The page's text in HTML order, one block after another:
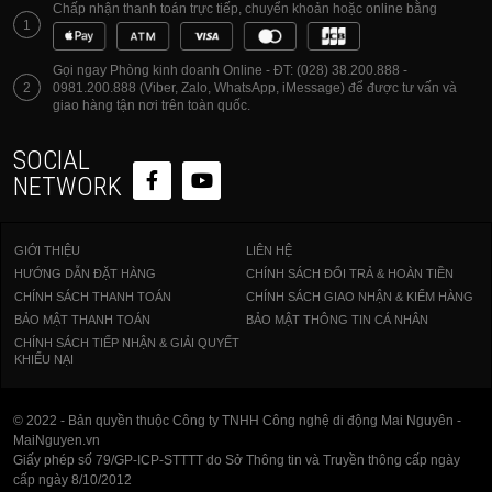
dụng thường xuyên.
Chất liệu cao cấp và tiện ích vượt trội
Kháng nước mạnh mẽ:
trong an toàn trước những cơn mưa bất chợt.
Quai luggage tiện lợi:Mặt sau túi tích hợp dây
đai cố định vào cần kéo vali, giúp bạn di chuyển
tại sân bay hay nhà ga một cách nhẹ nhàng nhất.
từ Nhật Bản, đảm bảo sự mượt mà và bền bỉ
qua hàng ngàn lần sử dụng.
1
Chấp nhận thanh toán trực tiếp, chuyển khoản hoặc online bằng
2
Gọi ngay Phòng kinh doanh Online - ĐT: (028) 38.200.888 -
0981.200.888 (Viber, Zalo, WhatsApp, iMessage) để được tư vấn và
giao hàng tận nơi trên toàn quốc.
SOCIAL
NETWORK
GIỚI THIỆU
LIÊN HỆ
HƯỚNG DẪN ĐẶT HÀNG
CHÍNH SÁCH ĐỔI TRẢ & HOÀN TIỀN
CHÍNH SÁCH THANH TOÁN
CHÍNH SÁCH GIAO NHẬN & KIỂM HÀNG
BẢO MẬT THANH TOÁN
BẢO MẬT THÔNG TIN CÁ NHÂN
CHÍNH SÁCH TIẾP NHẬN & GIẢI QUYẾT
KHIẾU NẠI
© 2022 - Bản quyền thuộc Công ty TNHH Công nghệ di động Mai Nguyên -
MaiNguyen.vn
Giấy phép số 79/GP-ICP-STTTT do Sở Thông tin và Truyền thông cấp ngày
cấp ngày 8/10/2012